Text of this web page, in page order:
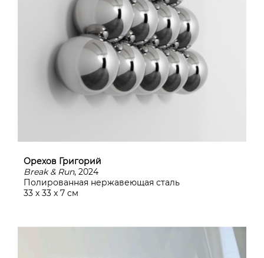
Орехов Григорий
Break & Run, 2024
Полированная нержавеющая сталь
33 x 33 x 7 cм